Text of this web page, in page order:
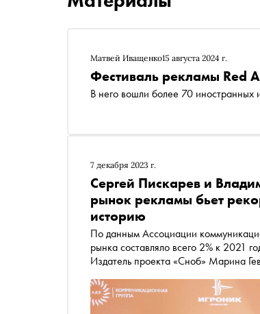
Матвей Иващенко15 августа 2024 г.
Фестиваль рекламы Red
В него вошли более 70 иностранных
7 декабря 2023 г.
Сергей Пискарев и
рынок рекламы бьет
историю
По данным Ассоциации коммуникационных агентств России, к концу 2022 года падение рекламного
рынка составляло всего 2% к 2021
Издатель проекта «Сноб» Марина
конкуренции интернета и